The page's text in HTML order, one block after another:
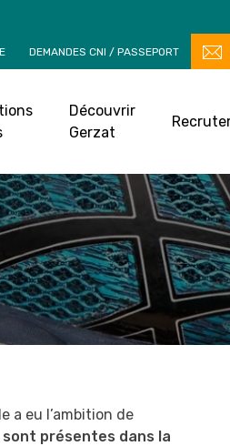
DEMANDES CNI / PASSEPORT
Découvrir
Gerzat
a eu l’ambition de
présentes dans la